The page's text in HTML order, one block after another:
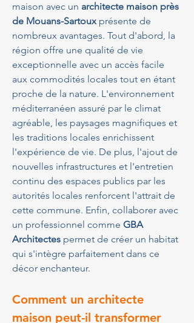
maison avec un architecte maison près
de Mouans-Sartoux présente de
nombreux avantages. Tout d'abord, la
région offre une qualité de vie
exceptionnelle avec un accès facile
aux commodités locales tout en étant
proche de la nature. L'environnement
méditerranéen assuré par le climat
agréable, les paysages magnifiques et
les traditions locales enrichissent
l'expérience de vie. De plus, l'ajout de
nouvelles infrastructures et l'entretien
continu des espaces publics par les
autorités locales renforcent l'attrait de
cette commune. Enfin, collaborer avec
un professionnel comme GBA
Architectes permet de créer un habitat
qui s'intègre parfaitement dans ce
décor enchanteur.
Comment un architecte
maison peut-il transformer